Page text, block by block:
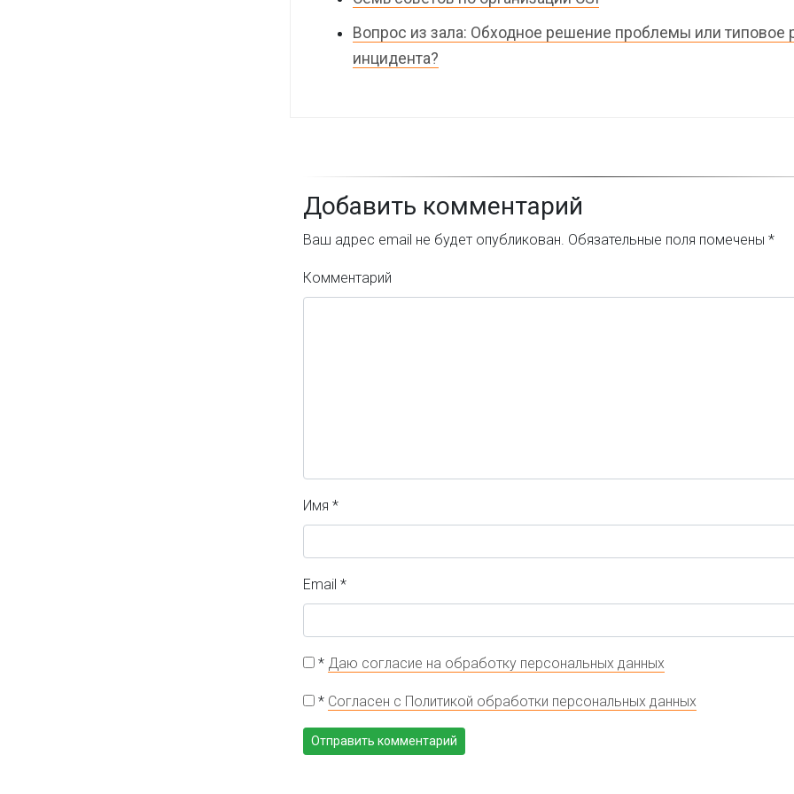
Вопрос из зала: Обходное решение проблемы или типовое
инцидента?
Добавить комментарий
Ваш адрес email не будет опубликован. Обязательные поля помечены *
Комментарий
Имя *
Email *
* Даю согласие на обработку персональных данных
* Согласен с Политикой обработки персональных данных